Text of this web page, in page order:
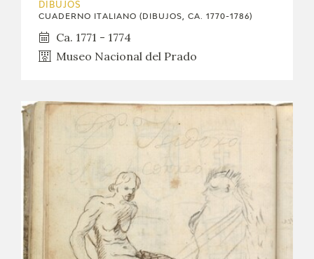
DIBUJOS
CUADERNO ITALIANO (DIBUJOS, CA. 1770-1786)
Ca. 1771 - 1774
Museo Nacional del Prado